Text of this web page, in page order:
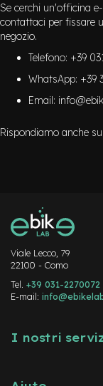
Se cerchi un'officina
contattaci per fissare
negozio.
Telefono: +39
WhatsApp: +39
Email:
Rispondiamo anche
Viale Lecco, 79
22100 - Como
Tel. +39 031-2270072
E-mail:
I nostri